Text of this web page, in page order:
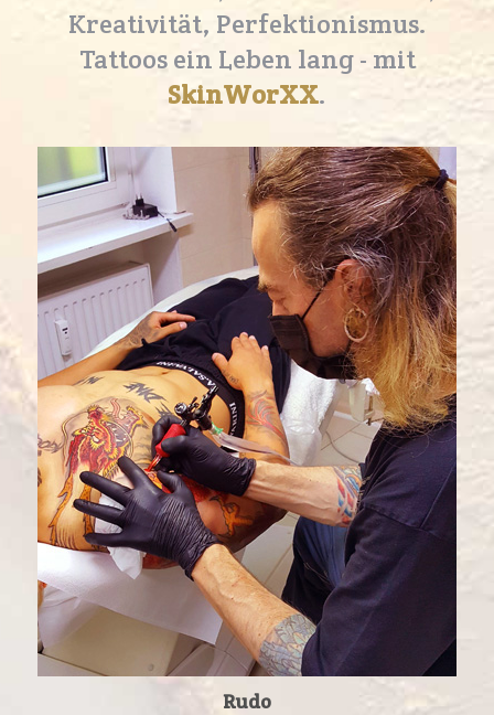
Kreativität, Perfektionismus.
Tattoos ein Leben lang - mit
SkinWorXX.
Rudo